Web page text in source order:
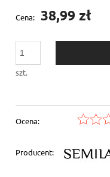
Cena: 38,99 zł
szt.
Ocena:
Producent: